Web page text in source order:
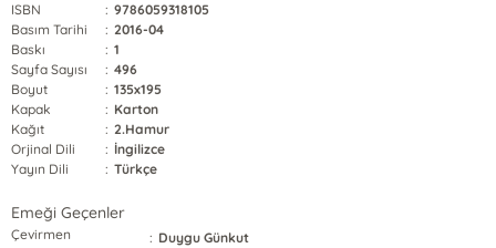
ISBN : 9786059318105
Basım Tarihi
: 2016-04
Baskı
: 1
Sayfa Sayısı
: 496
Boyut
: 135x195
Kapak
: Karton
Kağıt
: 2.Hamur
Orjinal Dili
: İngilizce
Yayın Dili
: Türkçe
Emeği Geçenler
Çevirmen : Duygu Günkut